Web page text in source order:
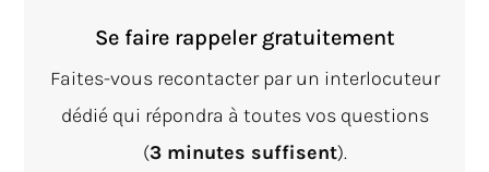
Se faire rappeler gratuitement
Faites-vous recontacter par un interlocuteur
dédié qui répondra à toutes vos questions
(3 minutes suffisent).